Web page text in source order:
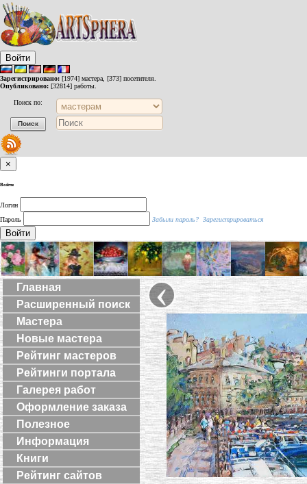
Войти
Зарегистрировано: [1974] мастера, [373] посетителя.
Опубликовано: [32814] работы.
Поиск по:
×
Войти
Логин
Пароль
Забыли пароль? Зарегистрироваться
Войти
Главная
Расширенный поиск
Мастера
Новые мастера
Рейтинг мастеров
Рейтинги портала
Галерея работ
Оформление заказа
Полезное
Информация
Книги
Рейтинг сайтов
‹